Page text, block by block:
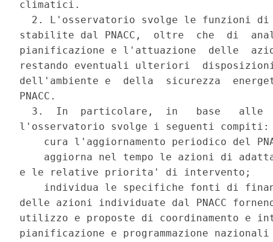
climatici.
2. L'osservatorio svolge le funzioni
stabilite dal PNACC,  oltre  che  di
pianificazione e l'attuazione  delle
restando eventuali ulteriori
dell'ambiente e  della  sicurezza
PNACC.
3.  In  particolare,  in   base   alle
l'osservatorio svolge i seguenti
cura l'aggiornamento periodico del
aggiorna nel tempo le azioni di
e le relative priorita' di intervento;
individua le specifiche fonti di
delle azioni individuate dal PNACC
utilizzo e proposte di coordinamento e
pianificazione e programmazione